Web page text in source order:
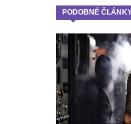
Spider-
kterou
God of
mohl být
PODOBNÉ